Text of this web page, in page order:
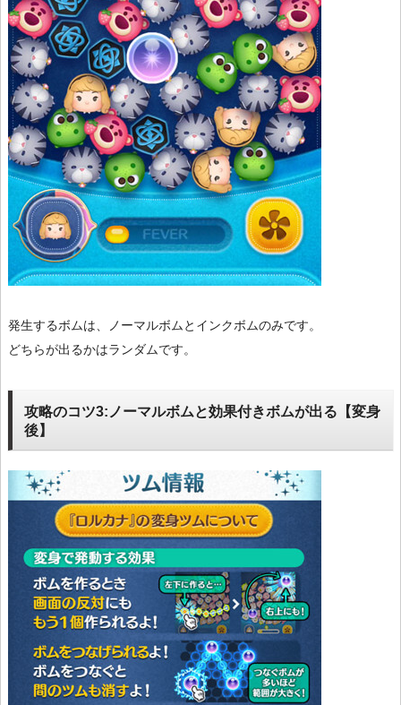
発生するボムは、ノーマルボムとインクボムのみです。
どちらが出るかはランダムです。
攻略のコツ3:ノーマルボムと効果付きボムが出る【変身
後】